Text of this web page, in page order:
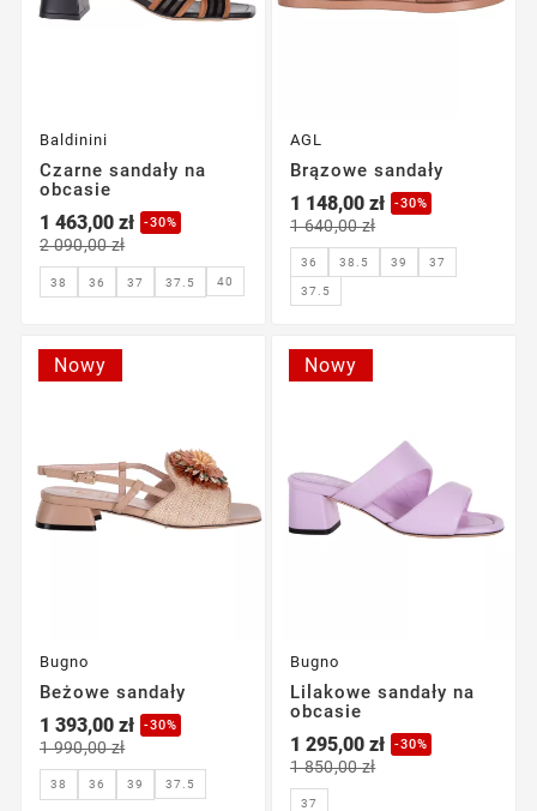
Baldinini
Czarne sandały na
obcasie
1 463,00 zł -30%
2 090,00 zł
38 36 37 37.5 40
AGL
Brązowe sandały
1 148,00 zł -30%
1 640,00 zł
36 38.5 39 37
37.5
Nowy
Bugno
Beżowe sandały
1 393,00 zł -30%
1 990,00 zł
38 36 39 37.5
Nowy
Bugno
Lilakowe sandały na
obcasie
1 295,00 zł -30%
1 850,00 zł
37